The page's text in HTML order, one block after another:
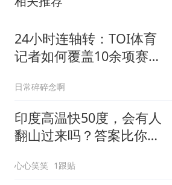
24小时连轴转：TOI体育
记者如何覆盖10余项赛事
日常碎碎念啊
印度高温快50度，会有人
翻山过来吗？答案比你想
心心笑笑 1跟贴